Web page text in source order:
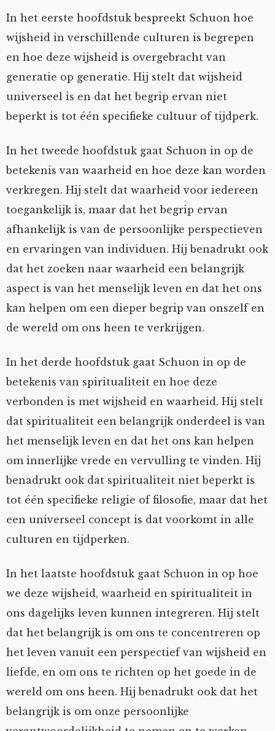
In het eerste hoofdstuk bespreekt Schuon hoe
wijsheid in verschillende culturen is begrepen
en hoe deze wijsheid is overgebracht van
generatie op generatie. Hij stelt dat wijsheid
universeel is en dat het begrip ervan niet
beperkt is tot één specifieke cultuur of tijdperk.
In het tweede hoofdstuk gaat Schuon in op de
betekenis van waarheid en hoe deze kan worden
verkregen. Hij stelt dat waarheid voor iedereen
toegankelijk is, maar dat het begrip ervan
afhankelijk is van de persoonlijke perspectieven
en ervaringen van individuen. Hij benadrukt ook
dat het zoeken naar waarheid een belangrijk
aspect is van het menselijk leven en dat het ons
kan helpen om een dieper begrip van onszelf en
de wereld om ons heen te verkrijgen.
In het derde hoofdstuk gaat Schuon in op de
betekenis van spiritualiteit en hoe deze
verbonden is met wijsheid en waarheid. Hij stelt
dat spiritualiteit een belangrijk onderdeel is van
het menselijk leven en dat het ons kan helpen
om innerlijke vrede en vervulling te vinden. Hij
benadrukt ook dat spiritualiteit niet beperkt is
tot één specifieke religie of filosofie, maar dat het
een universeel concept is dat voorkomt in alle
culturen en tijdperken.
In het laatste hoofdstuk gaat Schuon in op hoe
we deze wijsheid, waarheid en spiritualiteit in
ons dagelijks leven kunnen integreren. Hij stelt
dat het belangrijk is om ons te concentreren op
het leven vanuit een perspectief van wijsheid en
liefde, en om ons te richten op het goede in de
wereld om ons heen. Hij benadrukt ook dat het
belangrijk is om onze persoonlijke